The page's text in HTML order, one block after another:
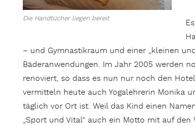
Die Handtücher liegen bereit
– und Gymnastikraum und einer „kleinen
Bäderanwendungen. Im Jahr 2005 werden
renoviert, so dass es nun nur noch den
vermitteln heute auch Yogalehrerin Monika
täglich vor Ort ist. Weil das Kind einen
„Sport und Vital“ auch ein Motto mit auf den